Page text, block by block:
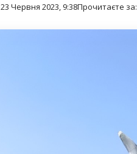
23 Червня 2023, 9:38Прочитаєте за: